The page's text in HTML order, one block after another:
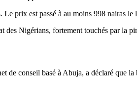
prix est passé à au moins 998 nairas
Nigérians, fortement touchés par la
conseil basé à Abuja, a déclaré que